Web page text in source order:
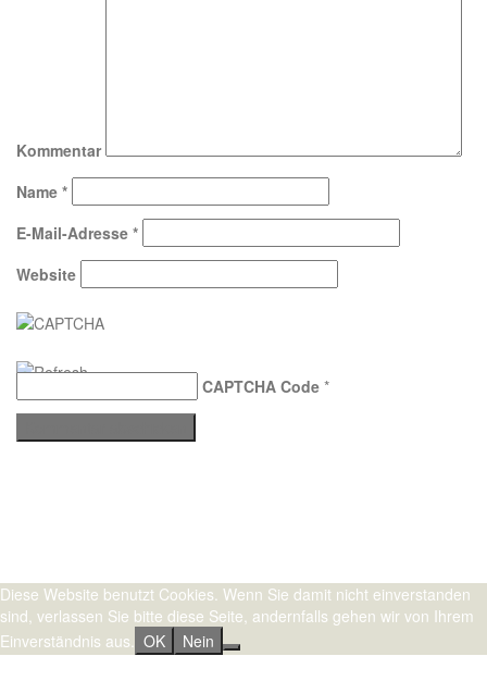
Kommentar
Name *
E-Mail-Adresse *
Website
CAPTCHA Code *
Diese Website benutzt Cookies. Wenn Sie damit nicht einverstanden
sind, verlassen Sie bitte diese Seite, andernfalls gehen wir von Ihrem
Einverständnis aus. OK Nein